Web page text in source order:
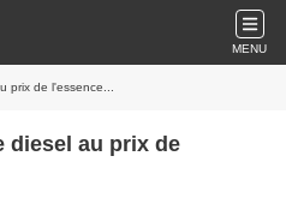
MENU
prix de l'essence...
diesel au prix de